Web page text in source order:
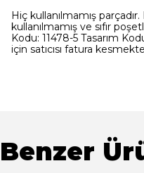
Hiç kullanılmamış
kullanılmamış ve sıfır
Kodu: 11478-5 Tasarım
için satıcısı fatura
Benzer